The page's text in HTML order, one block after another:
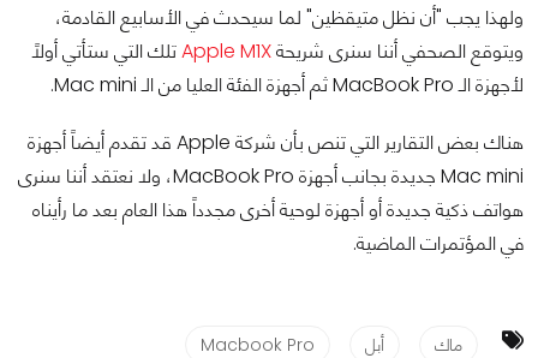
ولهذا يجب "أن نظل متيقظين" لما سيحدث في الأسابيع القادمة،
ويتوقع الصحفي أننا سنرى شريحة
تلك التي ستأتي أولاً
لأجهزة الـ MacBook Pro ثم أجهزة الفئة العليا من الـ Mac mini.
هناك بعض التقارير التي تنص بأن شركة Apple قد تقدم أيضاً أجهزة
Mac mini جديدة بجانب أجهزة MacBook Pro، ولا نعتقد أننا سنرى
هواتف ذكية جديدة أو أجهزة لوحية أخرى مجدداً هذا العام بعد ما رأيناه
في المؤتمرات الماضية.
ماك أبل Macbook Pro